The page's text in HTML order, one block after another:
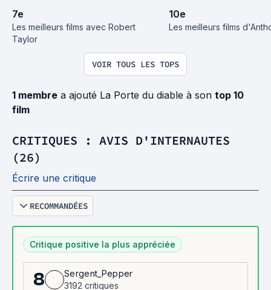
7e
Les meilleurs films avec Robert
Taylor
10e
Les meilleurs films
VOIR TOUS LES TOPS
1 membre a ajouté La Porte du diable à son top 10
film
CRITIQUES : AVIS D'INTERNAUTES
(26)
Écrire une critique
RECOMMANDÉES
Critique positive la plus appréciée
8
Sergent_Pepper
3192 critiques